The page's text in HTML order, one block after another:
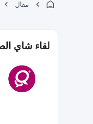
مقال
لقاء شاي